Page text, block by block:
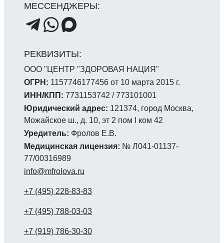
ООО "ЦЕНТР "ЗДОРОВАЯ НАЦИЯ"
ОГРН: 1157746177456 от 10 марта 2015 г.
ИНН/КПП: 7731153742 / 773101001
Юридический адрес: 121374, город Москва,
Можайское ш., д. 10, эт 2 пом I ком 42
Уредитель: Фролов Е.В.
Медицинская лицензия: № Л041-01137-
77/00316989
info@mfrolova.ru